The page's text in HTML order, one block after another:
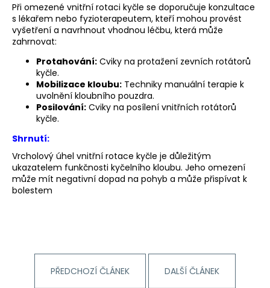
Při omezené vnitřní rotaci kyčle se doporučuje konzultace
s lékařem nebo fyzioterapeutem, kteří mohou provést
vyšetření a navrhnout vhodnou léčbu, která může
zahrnovat:
Protahování: Cviky na protažení zevních rotátorů
kyčle.
Mobilizace kloubu: Techniky manuální terapie k
uvolnění kloubního pouzdra.
Posilování: Cviky na posílení vnitřních rotátorů
kyčle.
Shrnutí:
Vrcholový úhel vnitřní rotace kyčle je důležitým
ukazatelem funkčnosti kyčelního kloubu. Jeho omezení
může mít negativní dopad na pohyb a může přispívat k
bolestem
PŘEDCHOZÍ ČLÁNEK DALŠÍ ČLÁNEK